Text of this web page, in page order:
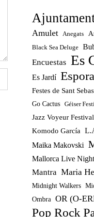
Amulet Anegats
Black Sea Deluge
Encuestas Es
Es Jardí
Festes de Sant
Go Cactus Géiser
Jazz Voyeur Festival
Komodo García
Maika Makovski
Mallorca Live
Mantra Maria
Midnight Walkers
Ombra OR (O-
Pop Rock